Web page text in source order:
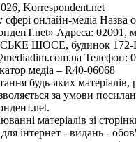
Korrespondent.net
сфері онлайн-медіа Назва
Адреса: 02091,
ШОСЕ, будинок 172-Б,
Телефон:
медіа – R40-06068
будь-яких матеріалів,
за умови
матеріалів зі
для інтернет - видань -